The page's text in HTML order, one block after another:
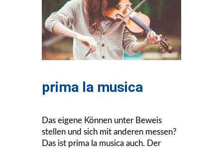
prima la musica
Das eigene Können unter Beweis
stellen und sich mit anderen messen?
Das ist prima la musica auch. Der